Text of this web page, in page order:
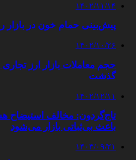
۱۴۰۲/۱۱/۱۴
پیش‌بینی حمام خون در بازار
۱۴۰۲/۱۰/۲۶
حجم معاملات بازار ارز تجاری
گذشت
۱۴۰۲/۱۲/۱۱
تاج‌گردون: مخالف استیضاح
باعث بی‌ثباتی بازار می‌شود
۱۴۰۳/۰۹/۲۱